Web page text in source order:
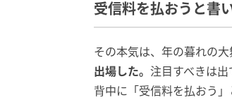
受信料を払おうと書
その本気は、年の暮れの大
出場した。 注目すべきは
背中に「受信料を払おう